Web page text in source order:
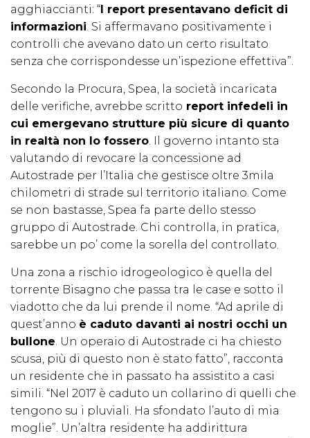
agghiaccianti: “ I report presentavano deficit di
informazioni. Si affermavano positivamente i
controlli che avevano dato un certo risultato
senza che corrispondesse un’ispezione effettiva”.
Secondo la Procura, Spea, la società incaricata
delle verifiche, avrebbe scritto report infedeli in
cui emergevano strutture più sicure di quanto
in realtà non lo fossero. Il governo intanto sta
valutando di revocare la concessione ad
Autostrade per l’Italia che gestisce oltre 3mila
chilometri di strade sul territorio italiano. Come
se non bastasse, Spea fa parte dello stesso
gruppo di Autostrade. Chi controlla, in pratica,
sarebbe un po’ come la sorella del controllato.
Una zona a rischio idrogeologico è quella del
torrente Bisagno che passa tra le case e sotto il
viadotto che da lui prende il nome. “Ad aprile di
quest’anno è caduto davanti ai nostri occhi un
bullone. Un operaio di Autostrade ci ha chiesto
scusa, più di questo non è stato fatto”, racconta
un residente che in passato ha assistito a casi
simili. “Nel 2017 è caduto un collarino di quelli che
tengono su i pluviali. Ha sfondato l’auto di mia
moglie”. Un’altra residente ha addirittura